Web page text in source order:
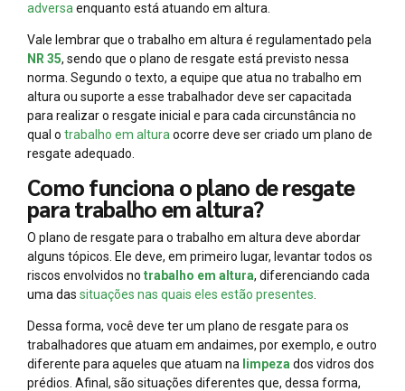
adversa enquanto está atuando em altura.
Vale lembrar que o trabalho em altura é regulamentado pela
NR 35, sendo que o plano de resgate está previsto nessa
norma. Segundo o texto, a equipe que atua no trabalho em
altura ou suporte a esse trabalhador deve ser capacitada
para realizar o resgate inicial e para cada circunstância no
qual o trabalho em altura ocorre deve ser criado um plano de
resgate adequado.
Como funciona o plano de resgate
para trabalho em altura?
O plano de resgate para o trabalho em altura deve abordar
alguns tópicos. Ele deve, em primeiro lugar, levantar todos os
riscos envolvidos no trabalho em altura, diferenciando cada
uma das situações nas quais eles estão presentes
Dessa forma, você deve ter um plano de resgate para os
trabalhadores que atuam em andaimes, por exemplo, e outro
diferente para aqueles que atuam na limpeza dos vidros dos
prédios. Afinal, são situações diferentes que, dessa forma,